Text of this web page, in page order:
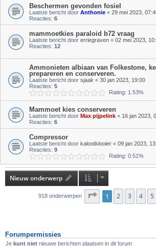
Beschermen gevonden fosiel
Laatste bericht door Anthonie « 29 mei 2023,
Reacties: 6
mammoetkies paraloid b72 vraag
Laatste bericht door erriegraven « 02 mei 2023,
Reacties: 12
Ammonieten albiaan van Folkestone,
prepareren en conserveren.
Laatste bericht door sjaak « 30 jan 2023, 19:00
Reacties: 5
Rating: 1.53%
Mammoet kies conserveren
Laatste bericht door Max pijpelink « 16 jan 2023,
Reacties: 6
Compressor
Laatste bericht door kalootklooier « 09 jan 2023,
Reacties: 9
Rating: 0.51%
Nieuw onderwerp
918 onderwerpen Pagina1 van 37
1 2 3 4 5
Forumpermissies
Je kunt niet nieuwe berichten plaatsen in dit forum